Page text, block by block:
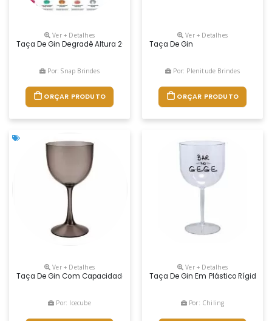
Ver + Detalhes
Taça De Gin Degradê Altura 20 Cm Diâmetro Boca 10 Cm Peso 96
Por: Snap Brindes
ORÇAR PRODUTO
Ver + Detalhes
Taça De Gin
Por: Plenitude Brindes
ORÇAR PRODUTO
Ver + Detalhes
Taça De Gin Com Capacidade De 550 Ml, Produzida Em Poliestireno,
Por: Icecube
Ver + Detalhes
Taça De Gin Em Plástico Rígido
Por: Chiling